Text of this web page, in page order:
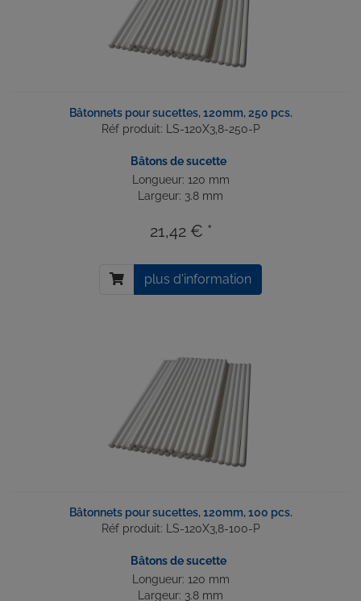
Bâtonnets pour sucettes, 120mm, 250 pcs.
Réf produit: LS-120X3,8-250-P
Bâtons de sucette
Longueur: 120 mm
Largeur: 3.8 mm
21,42 € *
plus d'information
Bâtonnets pour sucettes, 120mm, 100 pcs.
Réf produit: LS-120X3,8-100-P
Bâtons de sucette
Longueur: 120 mm
Largeur: 3.8 mm